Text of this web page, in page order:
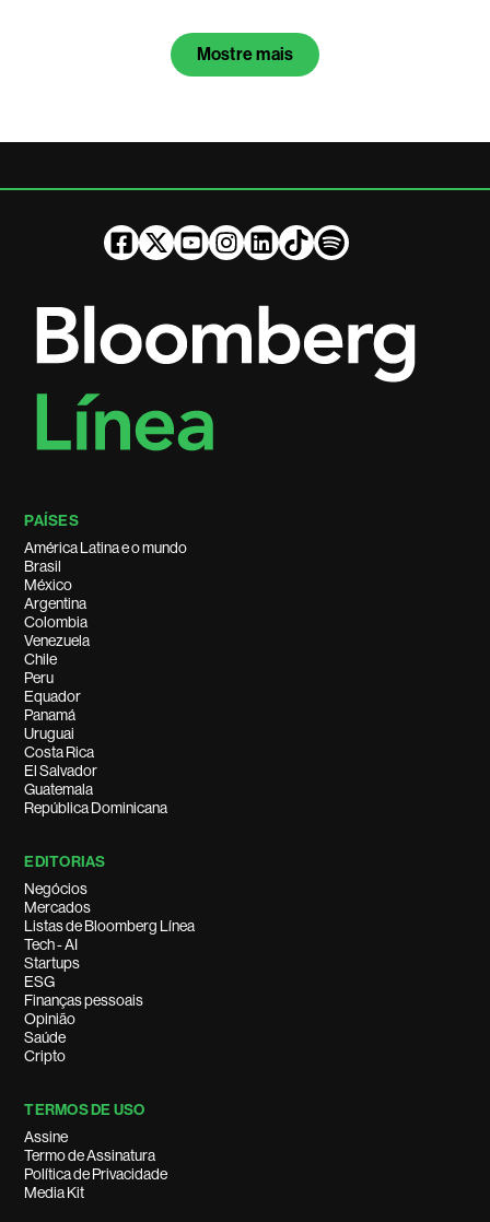
Mostre mais
PAÍSES
América Latina e o mundo
Brasil
México
Argentina
Colombia
Venezuela
Chile
Peru
Equador
Panamá
Uruguai
Costa Rica
El Salvador
Guatemala
República Dominicana
EDITORIAS
Negócios
Mercados
Listas de Bloomberg Línea
Tech - AI
Startups
ESG
Finanças pessoais
Opinião
Saúde
Cripto
TERMOS DE USO
Assine
Termo de Assinatura
Política de Privacidade
Media Kit